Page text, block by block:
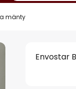
mänty
Envostar